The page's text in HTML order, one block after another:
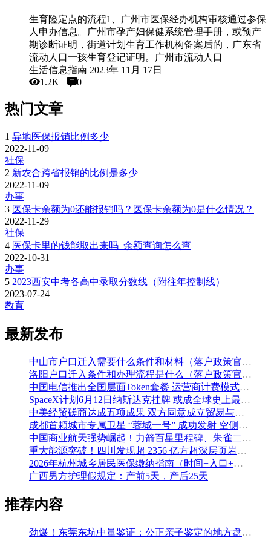
生育险定点的流程1、广州市医保经办机构审核通过参保
人申办信息。广州市孕产妇保健系统管理手册，或预产
期诊断证明，街道计划生育工作机构备案后的，广东省
流动人口一孩生育登记证明。广州市流动人口
生活信息指南 2023年 11月 17日
1.2K+
0
热门文章
1 异地医保报销比例多少
2022-11-09
社保
2 新农合跨省报销的比例是多少
2022-11-09
办事
3 医保卡余额为0还能报销吗？医保卡余额为0是什么情况？
2022-11-29
社保
4 医保卡里的钱能取出来吗_余额查询怎么查
2022-10-31
办事
5 2023西安中考各高中录取分数线（附往年控制线）
2023-07-24
教育
最新发布
中山市户口迁入需要什么条件和材料（落户政策官方解读）
洛阳户口迁入条件和办理流程是什么（落户政策官方问答汇总）
中国电信推出全国层面Token套餐 运营商计费模式从”流量”迈向”算力”
SpaceX计划6月12日纳斯达克挂牌 或成全球史上最大规模IPO
中美经贸磋商达成五项成果 双方同意成立贸易与投资双理事会
成都首颗城市专属卫星 “蓉城一号” 成功发射 空侧直转模式同步落地 双重大突破助力国际门户枢纽建设
中国商业航天强势崛起！力箭百星里程碑、朱雀二号改进型发射成功
重大能源突破！四川发现超 2356 亿方超深层页岩气田，保障国家能源安全
2026年杭州城乡居民医保缴纳指南（时间+入口+金额）
广西男方护理假规定：产前5天，产后25天
推荐内容
劲爆！东莞东坑中量鉴证：公正亲子鉴定的地方盘整（附2026年5月鉴定汇总）